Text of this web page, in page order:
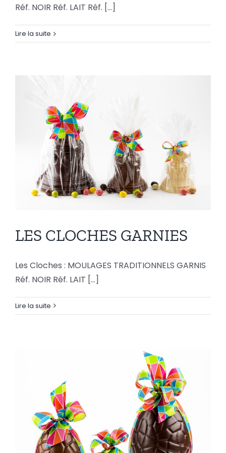
Réf. NOIR Réf. LAIT Réf. [...]
Lire la suite
LES CLOCHES GARNIES
LES CLOCHES GARNIES
Les Cloches : MOULAGES TRADITIONNELS GARNIS
Réf. NOIR Réf. LAIT [...]
Lire la suite